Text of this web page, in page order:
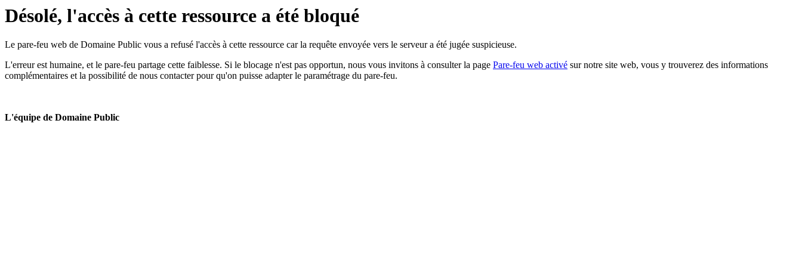
Désolé, l'accès à cette ressource a été bloqué
Le pare-feu web de Domaine Public vous a refusé l'accès à cette ressource car la requête envoyée vers le serveur a été jugée suspicieuse.
L'erreur est humaine, et le pare-feu partage cette faiblesse. Si le blocage n'est pas opportun, nous vous invitons à consulter la page Pare-feu web activé sur notre site web, vous y trouverez des informations
complémentaires et la possibilité de nous contacter pour qu'on puisse adapter le paramétrage du pare-feu.
L'équipe de Domaine Public